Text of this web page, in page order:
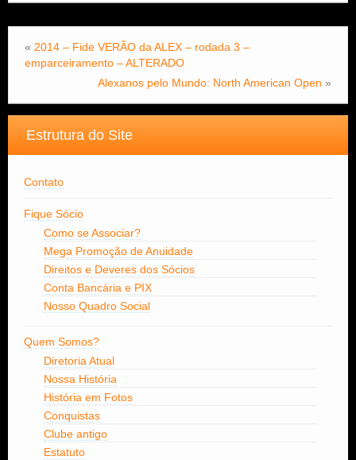
« 2014 – Fide VERÃO da ALEX – rodada 3 –
emparceiramento – ALTERADO
Alexanos pelo Mundo: North American Open »
Estrutura do Site
Contato
Fique Sócio
Como se Associar?
Mega Promoção de Anuidade
Direitos e Deveres dos Sócios
Conta Bancária e PIX
Nosso Quadro Social
Quem Somos?
Diretoria Atual
Nossa História
História em Fotos
Conquistas
Clube antigo
Estatuto